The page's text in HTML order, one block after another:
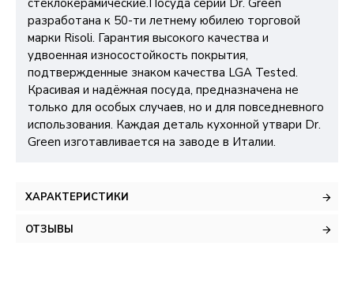
стеклокерамические.Посуда серии Dr. Green
разработана к 50-ти летнему юбилею торговой
марки Risoli. Гарантия высокого качества и
удвоенная износостойкость покрытия,
подтвержденные знаком качества LGA Tested.
Красивая и надёжная посуда, предназначена не
только для особых случаев, но и для повседневного
использования. Каждая деталь кухонной утвари Dr.
Green изготавливается на заводе в Италии.
ХАРАКТЕРИСТИКИ
ОТЗЫВЫ